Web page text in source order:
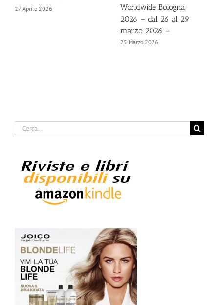
27 Aprile 2026
Worldwide Bologna
2026 – dal 26 al 29
marzo 2026 –
25 Marzo 2026
Cerca